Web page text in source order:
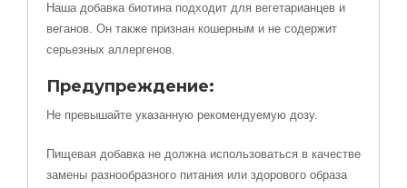
Наша добавка биотина подходит для вегетарианцев и
веганов. Он также признан кошерным и не содержит
серьезных аллергенов.
Предупреждение:
Не превышайте указанную рекомендуемую дозу.
Пищевая добавка не должна использоваться в качестве
замены разнообразного питания или здорового образа